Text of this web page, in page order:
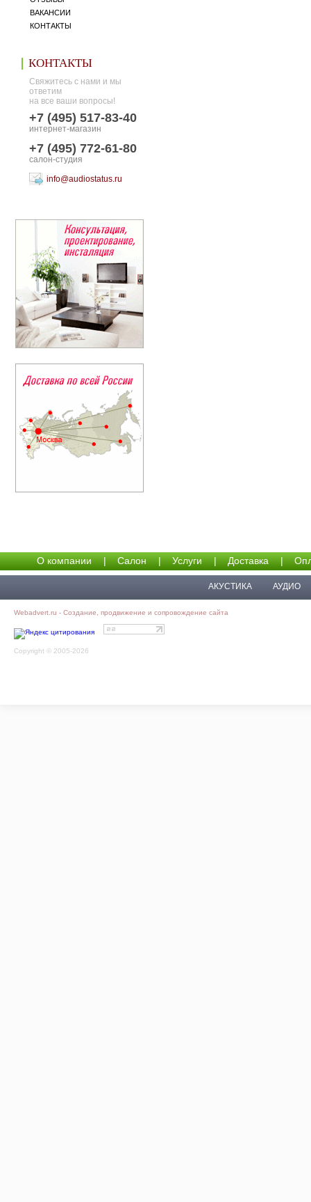
ВАКАНСИИ
КОНТАКТЫ
КОНТАКТЫ
Свяжитесь с нами и мы
ответим
на все ваши вопросы!
+7 (495) 517-83-40
интернет-магазин
+7 (495) 772-61-80
салон-студия
info@audiostatus.ru
О компании | Салон | Услуги | Доставка |
АКУСТИКА АУДИО
Webadvert.ru - Создание, продвижение и сопровождение сайта
Copyright © 2005-2026